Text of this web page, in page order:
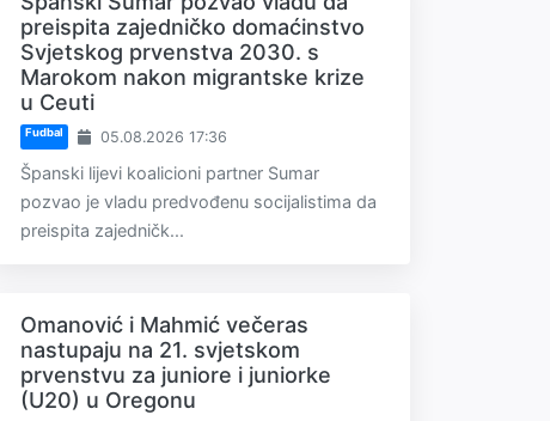
preispita zajedničko domaćinstvo
Svjetskog prvenstva 2030. s
Marokom nakon migrantske krize
u Ceuti
Fudbal 05.08.2026 17:36
Španski lijevi koalicioni partner Sumar
pozvao je vladu predvođenu socijalistima da
preispita zajedničk...
Omanović i Mahmić večeras
nastupaju na 21. svjetskom
prvenstvu za juniore i juniorke
(U20) u Oregonu